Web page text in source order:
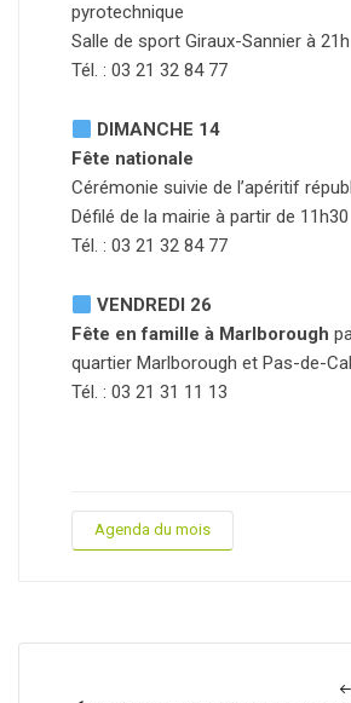
pyrotechnique
Salle de sport Giraux-Sannier à 21h
Tél. : 03 21 32 84 77
DIMANCHE 14
Fête nationale
Cérémonie suivie de l’apéritif
Défilé de la mairie à partir de 11h30
Tél. : 03 21 32 84 77
VENDREDI 26
Fête en famille à Marlborough
quartier Marlborough et Pas-de-
Tél. : 03 21 31 11 13
Agenda du mois